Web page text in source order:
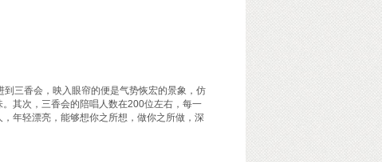
三香会，映入眼帘的便是气势恢宏的景象，仿
其次，三香会的陪唱人数在200位左右，每一
年轻漂亮，能够想你之所想，做你之所做，深